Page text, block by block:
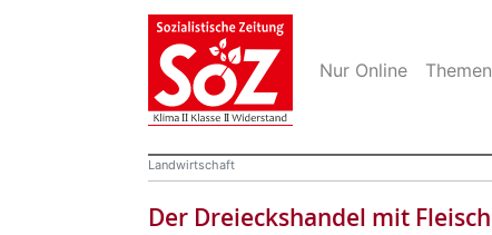
Nur Online Themen
Landwirtschaft
Der Dreieckshandel mit Fleisch